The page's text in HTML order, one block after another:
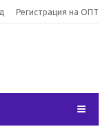
Регистрация на ОПТ